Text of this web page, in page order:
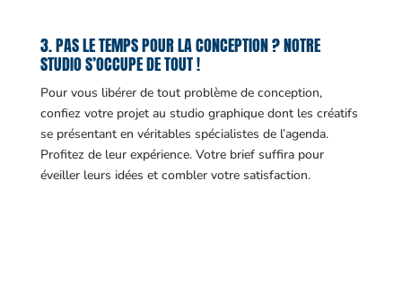
3. PAS LE TEMPS POUR LA CONCEPTION ? NOTRE
STUDIO S’OCCUPE DE TOUT !
Pour vous libérer de tout problème de conception,
confiez votre projet au studio graphique dont les créatifs
se présentant en véritables spécialistes de l’agenda.
Profitez de leur expérience. Votre brief suffira pour
éveiller leurs idées et combler votre satisfaction.